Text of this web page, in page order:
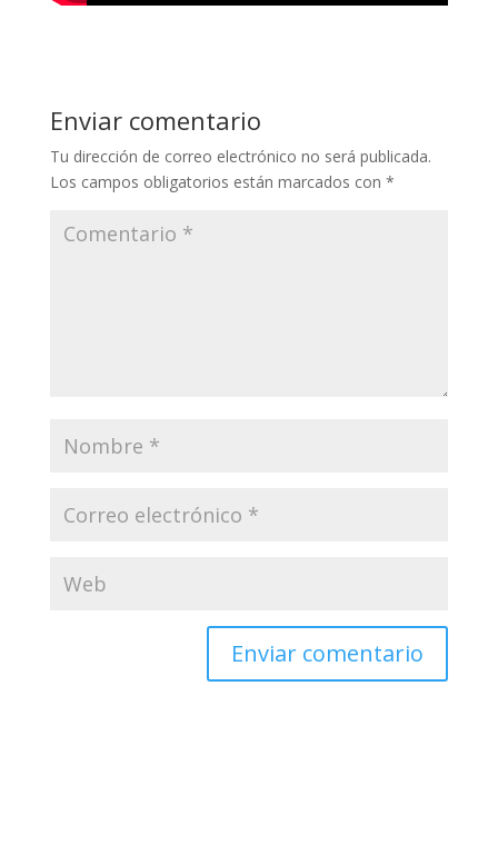
Enviar comentario
Tu dirección de correo electrónico no será publicada.
Los campos obligatorios están marcados con *